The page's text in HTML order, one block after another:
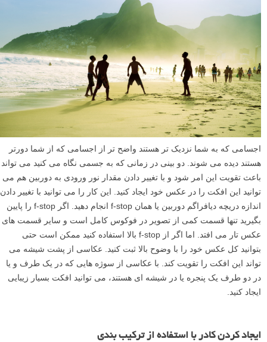
اجسامی که به شما نزدیک تر هستند واضح تر از اجسامی که از شما دورتر
هستند دیده می شوند. دو بینی در زمانی که به جسمی نگاه می کنید می تواند
باعث تقویت این امر شود و با تغییر دادن مقدار نور ورودی به دوربین هم می
توانید این افکت را در عکس خود ایجاد کنید. این کار را می توانید با تغییر دادن
اندازه دریچه دیافراگم دوربین یا همان f-stop انجام دهید. اگر f-stop را پایین
بگیرید تنها قسمت کمی از تصویر در فوکوس کامل است و سایر قسمت های
عکس تار می افتد. اما اگر از f-stop بالا استفاده کنید ممکن است حتی
بتوانید کل عکس خود را با وضوح بالا ثبت کنید. عکاسی از پشت شیشه می
تواند این افکت را تقویت کند. با عکاسی از سوژه هایی که در یک طرف و یا
در دو طرف یک پنجره یا در شیشه ای هستند، می توانید افکت بسیار زیبایی
ایجاد کنید.
ایجاد کردن کادر با استفاده از ترکیب بندی